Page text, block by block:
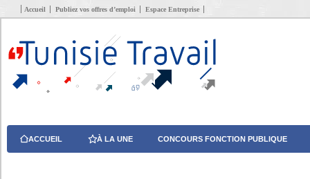
Accueil Publiez vos offres d’emploi Espace Entreprise
ACCUEIL À LA UNE CONCOURS FONCTION PUBLIQUE